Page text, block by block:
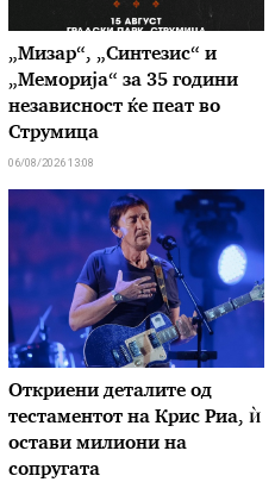
„Мизар“, „Синтезис“ и
„Меморија“ за 35 години
независност ќе пеат во
Струмица
06/08/2026 13:08
Откриени деталите од
тестаментот на Крис Риа, ѝ
остави милиони на
сопругата